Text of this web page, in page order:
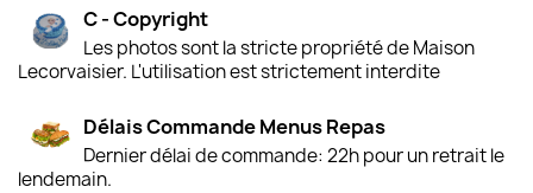
C - Copyright
Les photos sont la stricte propriété de Maison
Lecorvaisier. L'utilisation est strictement interdite
Délais Commande Menus Repas
Dernier délai de commande: 22h pour un retrait le
lendemain.